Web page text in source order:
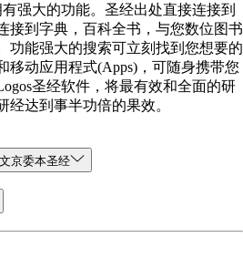
强大的功能。圣经出处直接连接到
接到字典，百科全书，与您数位图书
功能强大的搜索可立刻找到您想要的
移动应用程式(Apps)，可随身携带您
圣经软件，将最有效和全面的研
达到事半功倍的果效。
京委本圣经